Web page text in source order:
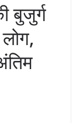
बुजुर्ग